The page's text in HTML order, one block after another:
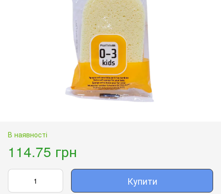
В наявності
114.75 грн
Купити